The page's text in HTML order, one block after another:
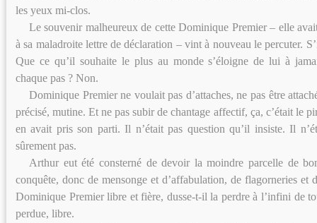
les yeux mi-clos.
Le souvenir malheureux de cette Dominique Premier – elle
à sa maladroite lettre de déclaration – vint à nouveau le percuter.
Que ce qu’il souhaite le plus au monde s’éloigne de lui à
chaque pas ? Non.
Dominique Premier ne voulait pas d’attaches, ne pas être
précisé, mutine. Et ne pas subir de chantage affectif, ça, c’était le
en avait pris son parti. Il n’était pas question qu’il insiste. Il
sûrement pas.
Arthur eut été consterné de devoir la moindre parcelle de
conquête, donc de mensonge et d’affabulation, de flagorneries et
Dominique Premier libre et fière, dusse-t-il la perdre à l’infini de
perdue, libre.